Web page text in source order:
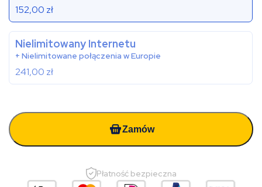
152,00 zł
Nielimitowany Internetu
+ Nielimitowane połączenia w Europie
241,00 zł
Zamów
Płatność bezpieczna